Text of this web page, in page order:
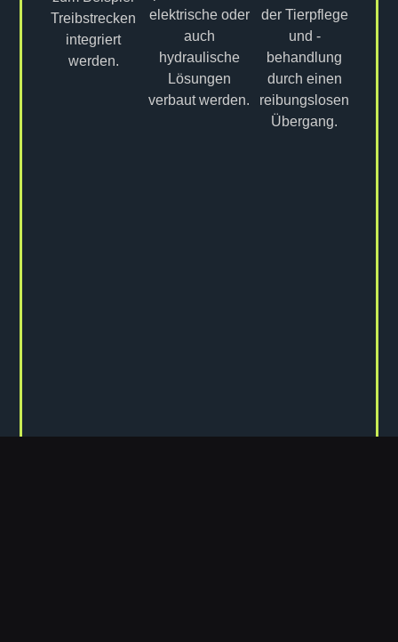
Treibstrecken
integriert
werden.
elektrische oder
auch
hydraulische
Lösungen
verbaut werden.
der Tierpflege
und -
behandlung
durch einen
reibungslosen
Übergang.